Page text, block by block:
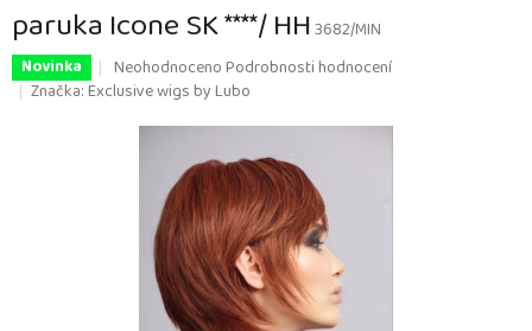
paruka Icone SK ****/ HH3682/MIN
Novinka
Průměrné
hodnocení
hvězdiček.
NeohodnocenoPodrobnosti hodnocení
Značka:Exclusive wigs by Lubo